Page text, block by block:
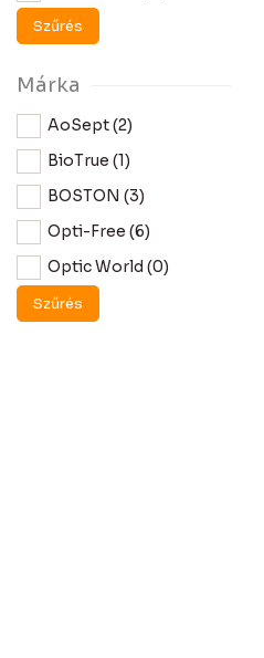
Szűrés
Márka
AoSept (2)
BioTrue (1)
BOSTON (3)
Opti-Free (6)
Optic World (0)
RENU (3)
Szűrés